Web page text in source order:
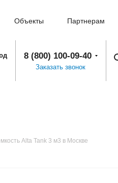
Объекты Партнерам
8 (800) 100-09-40
Заказать звонок
Alta Tank 3 м3 в Москве